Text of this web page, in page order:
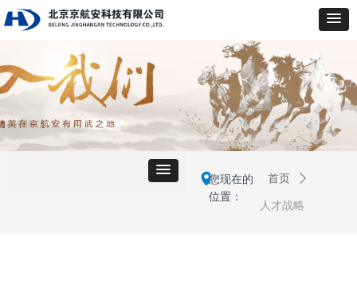
넹您现在的
位置：
首页 ꄲ
人才战略